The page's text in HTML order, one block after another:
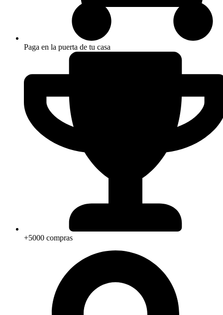
Paga en la puerta de tu casa
+5000 compras